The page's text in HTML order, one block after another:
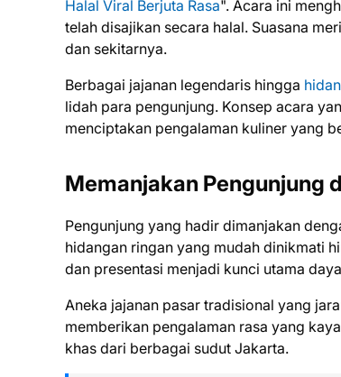
Halal Viral Berjuta Rasa". Acara ini
telah disajikan secara halal. Suasana
dan sekitarnya.
Berbagai jajanan legendaris hingga
lidah para pengunjung. Konsep acara
menciptakan pengalaman kuliner yang
Memanjakan Pengunjung
Pengunjung yang hadir dimanjakan
hidangan ringan yang mudah dinikmati
dan presentasi menjadi kunci utama
Aneka jajanan pasar tradisional yang
memberikan pengalaman rasa yang
khas dari berbagai sudut Jakarta.